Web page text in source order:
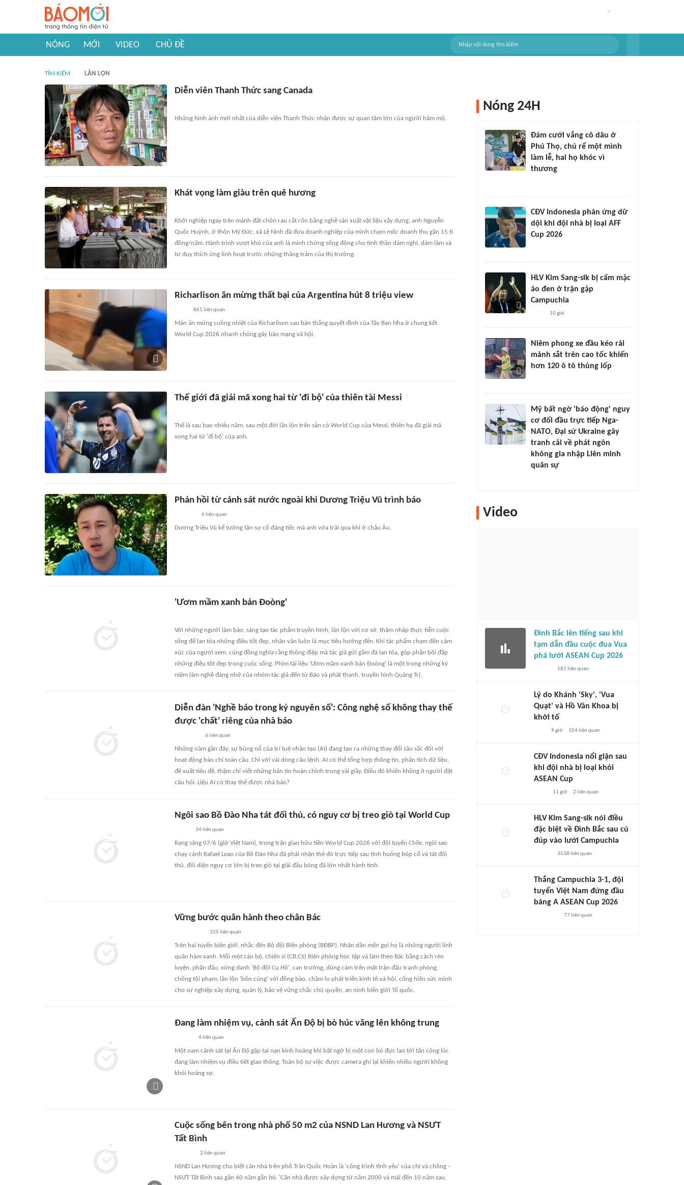
NÓNG MỚI VIDEO CHỦ ĐỀ
TÌM KIẾM LĂN LỘN
Diễn viên Thanh Thức sang Canada
Những hình ảnh mới nhất của diễn viên Thanh Thức nhận được sự quan tâm lớn của người hâm mộ.
Khát vọng làm giàu trên quê hương
Khởi nghiệp ngay trên mảnh đất chôn rau cắt rốn bằng nghề sản xuất vật liệu xây dựng, anh Nguyễn
Quốc Huỳnh, ở thôn Mỹ Đức, xã Lệ Ninh đã đưa doanh nghiệp của mình chạm mốc doanh thu gần 15 tỉ
đồng/năm. Hành trình vượt khó của anh là minh chứng sống động cho tinh thần dám nghĩ, dám làm và
tư duy thích ứng linh hoạt trước những thăng trầm của thị trường.
Richarlison ăn mừng thất bại của Argentina hút 8 triệu view
861 liên quan
Màn ăn mừng cuồng nhiệt của Richarlison sau bàn thắng quyết định của Tây Ban Nha ở chung kết
World Cup 2026 nhanh chóng gây bão mạng xã hội.
Thế giới đã giải mã xong hai từ 'đi bộ' của thiên tài Messi
Thế là sau bao nhiêu năm, sau một đời lăn lộn trên sân cỏ World Cup của Messi, thiên hạ đã giải mã
xong hai từ 'đi bộ' của anh.
Phản hồi từ cảnh sát nước ngoài khi Dương Triệu Vũ trình báo
6 liên quan
Dương Triệu Vũ kể tường tận sự cố đáng tiếc mà anh vừa trải qua khi ở châu Âu.
'Ươm mầm xanh bản Đoòng'
Với những người làm báo, sáng tạo tác phẩm truyền hình, lăn lộn với cơ sở, thâm nhập thực tiễn cuộc
sống để lan tỏa những điều tốt đẹp, nhân văn luôn là mục tiêu hướng đến. Khi tác phẩm chạm đến cảm
xúc của người xem, cũng đồng nghĩa rằng thông điệp mà tác giả gửi gắm đã lan tỏa, góp phần bồi đắp
những điều tốt đẹp trong cuộc sống. Phim tài liệu 'Ươm mầm xanh bản Đoòng' là một trong những kỷ
niệm làm nghề đáng nhớ của nhóm tác giả đến từ Báo và phát thanh, truyền hình Quảng Trị.
Diễn đàn 'Nghề báo trong kỷ nguyên số': Công nghệ số không thay thế
được 'chất' riêng của nhà báo
6 liên quan
Những năm gần đây, sự bùng nổ của trí tuệ nhân tạo (AI) đang tạo ra những thay đổi sâu sắc đối với
hoạt động báo chí toàn cầu. Chỉ với vài dòng câu lệnh, AI có thể tổng hợp thông tin, phân tích dữ liệu,
đề xuất tiêu đề, thậm chí viết những bản tin hoàn chỉnh trong vài giây. Điều đó khiến không ít người đặt
câu hỏi: Liệu AI có thay thế được nhà báo?
Ngôi sao Bồ Đào Nha tát đối thủ, có nguy cơ bị treo giò tại World Cup
34 liên quan
Rạng sáng 07/6 (giờ Việt Nam), trong trận giao hữu tiền World Cup 2026 với đội tuyển Chile, ngôi sao
chạy cánh Rafael Leao của Bồ Đào Nha đã phải nhận thẻ đỏ trực tiếp sau tình huống bóp cổ và tát đối
thủ, đối diện nguy cơ lớn bị treo giò tại giải đấu bóng đá lớn nhất hành tinh.
Vững bước quân hành theo chân Bác
325 liên quan
Trên hai tuyến biên giới, nhắc đến Bộ đội Biên phòng (BĐBP), Nhân dân mến gọi họ là những người lính
quân hàm xanh. Mỗi một cán bộ, chiến sĩ (CB,CS) Biên phòng học tập và làm theo Bác bằng cách rèn
luyện, phấn đấu, xứng danh 'Bộ đội Cụ Hồ', can trường, dũng cảm trên mặt trận đấu tranh phòng,
chống tội phạm; lăn lộn 'bốn cùng' với đồng bào, chăm lo phát triển kinh tế-xã hội, cống hiến sức mình
cho sự nghiệp xây dựng, quản lý, bảo vệ vững chắc chủ quyền, an ninh biên giới Tổ quốc.
Đang làm nhiệm vụ, cảnh sát Ấn Độ bị bò húc văng lên không trung
4liên quan
Một nam cảnh sát tại Ấn Độ gặp tai nạn kinh hoàng khi bất ngờ bị một con bò đực lao tới tấn công lúc
đang làm nhiệm vụ điều tiết giao thông. Toàn bộ sự việc được camera ghi lại khiến nhiều người không
khỏi hoảng sợ.
Cuộc sống bên trong nhà phố 50 m2 của NSND Lan Hương và NSƯT
Tất Bình
2 liên quan
NSND Lan Hương cho biết căn nhà trên phố Trần Quốc Hoàn là 'công trình tình yêu' của chị và chồng -
NSƯT Tất Bình sau gần 40 năm gắn bó. 'Căn nhà được xây dựng từ năm 2000 và mãi đến 10 năm sau,
Nóng 24H
Đám cưới vắng cô dâu ở
Phú Thọ, chú rể một mình
làm lễ, hai họ khóc vì
thương
CĐV Indonesia phản ứng dữ
dội khi đội nhà bị loại AFF
Cup 2026
HLV Kim Sang-sik bị cấm mặc
áo đen ở trận gặp
Campuchia
10 giờ
Niêm phong xe đầu kéo rải
mảnh sắt trên cao tốc khiến
hơn 120 ô tô thủng lốp
Mỹ bất ngờ 'báo động' nguy
cơ đối đầu trực tiếp Nga-
NATO, Đại sứ Ukraine gây
tranh cãi về phát ngôn
không gia nhập Liên minh
quân sự
Video
Đình Bắc lên tiếng sau khi
tạm dẫn đầu cuộc đua Vua
phá lưới ASEAN Cup 2026
581 liên quan
Lý do Khánh 'Sky', 'Vua
Quạt' và Hồ Văn Khoa bị
khởi tố
9 giờ 104liên quan
CĐV Indonesia nổi giận sau
khi đội nhà bị loại khỏi
ASEAN Cup
11 giờ 2 liên quan
HLV Kim Sang-sik nói điều
đặc biệt về Đình Bắc sau cú
đúp vào lưới Campuchia
3538 liên quan
Thắng Campuchia 3-1, đội
tuyển Việt Nam đứng đầu
bảng A ASEAN Cup 2026
77liên quan